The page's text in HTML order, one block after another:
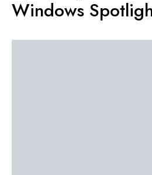
Windows